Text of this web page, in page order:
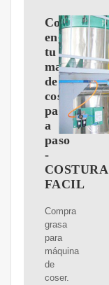
Como
engrasar
tu
maquina
de
coser
paso
a
paso
-
COSTURA
FACIL
Compra
grasa
para
máquina
de
coser.